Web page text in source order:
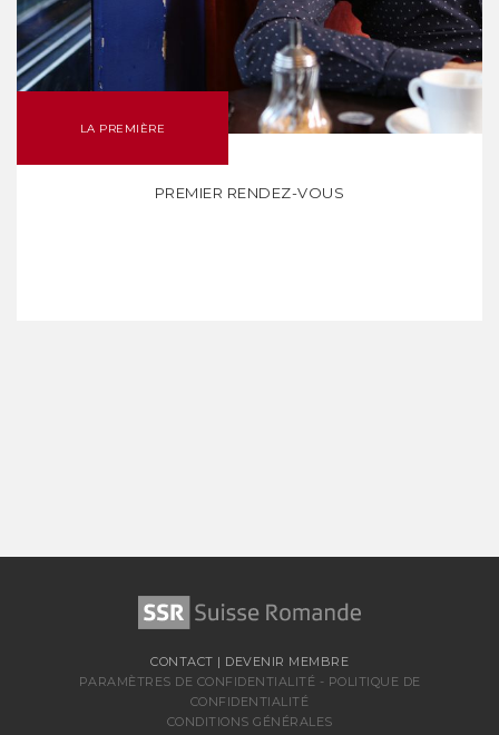
LA PREMIÈRE
PREMIER RENDEZ-VOUS
CONTACT | DEVENIR MEMBRE
PARAMÈTRES DE CONFIDENTIALITÉ - POLITIQUE DE
CONFIDENTIALITÉ
CONDITIONS GÉNÉRALES